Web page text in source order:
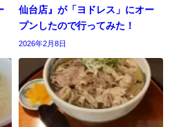
仙台店』が「ヨドレス」にオー
プンしたので行ってみた！
2026年2月8日